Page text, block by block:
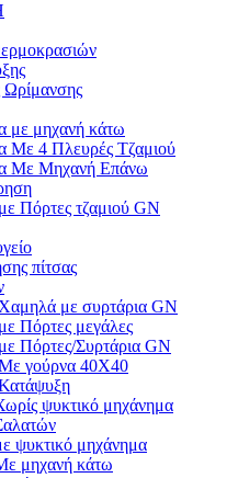
με μηχανή κάτω
Με 4 Πλευρές Τζαμιού
Με Μηχανή Επάνω
Πόρτες τζαμιού GN
πίτσας
με συρτάρια GN
Πόρτες μεγάλες
Πόρτες/Συρτάρια GN
γούρνα 40Χ40
ψυκτικό μηχάνημα
ψυκτικό μηχάνημα
μηχανή κάτω